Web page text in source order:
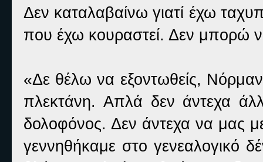
Δεν καταλαβαίνω γιατί έχω
που έχω κουραστεί. Δεν μπορώ
«Δε θέλω να εξοντωθείς,
πλεκτάνη. Απλά δεν άντεχα
δολοφόνος. Δεν άντεχα να μας
γεννηθήκαμε στο γενεαλογικό